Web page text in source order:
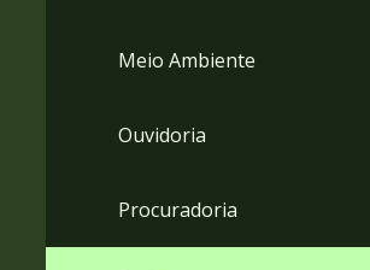
Meio Ambiente
Ouvidoria
Procuradoria